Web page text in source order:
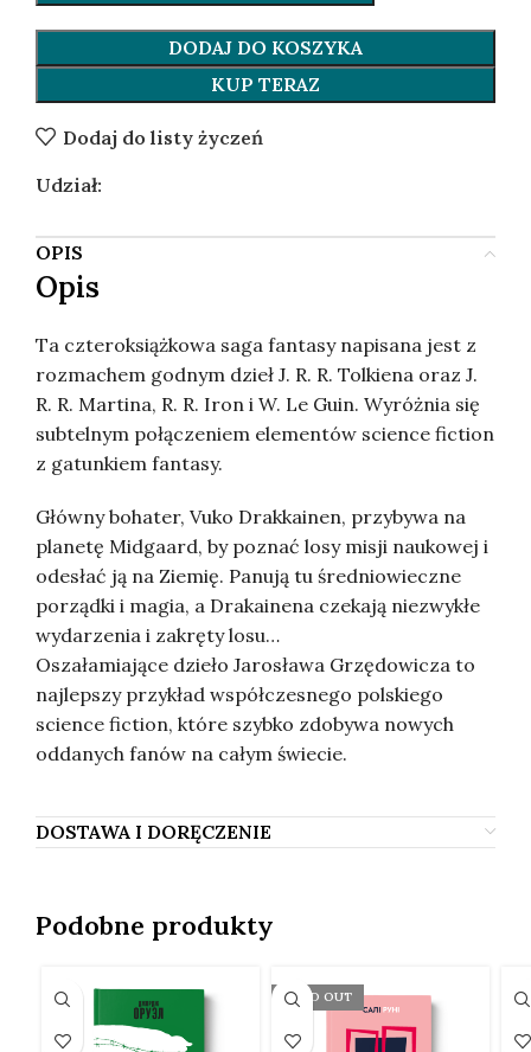
DODAJ DO KOSZYKA
KUP TERAZ
Dodaj do listy życzeń
Udział:
OPIS
Opis
Ta czteroksiążkowa saga fantasy napisana jest z
rozmachem godnym dzieł J. R. R. Tolkiena oraz J.
R. R. Martina, R. R. Iron i W. Le Guin. Wyróżnia się
subtelnym połączeniem elementów science fiction
z gatunkiem fantasy.
Główny bohater, Vuko Drakkainen, przybywa na
planetę Midgaard, by poznać losy misji naukowej i
odesłać ją na Ziemię. Panują tu średniowieczne
porządki i magia, a Drakainena czekają niezwykłe
wydarzenia i zakręty losu…
Oszałamiające dzieło Jarosława Grzędowicza to
najlepszy przykład współczesnego polskiego
science fiction, które szybko zdobywa nowych
oddanych fanów na całym świecie.
DOSTAWA I DORĘCZENIE
Podobne produkty
SOLD OUT